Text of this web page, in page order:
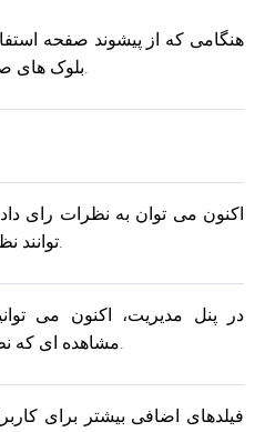
بلوک های صفحه بندی جداگانه نادرست بودند.
اکنون می توان به نظرات رای
توانند نظرات خود را ویرایش و حذف کنند.
در پنل مدیریت، اکنون می
مشاهده ای که نظر در آن ارسال شده است بروید.